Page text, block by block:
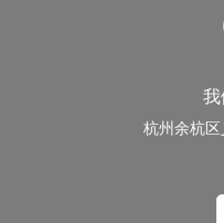
我
杭州余杭区